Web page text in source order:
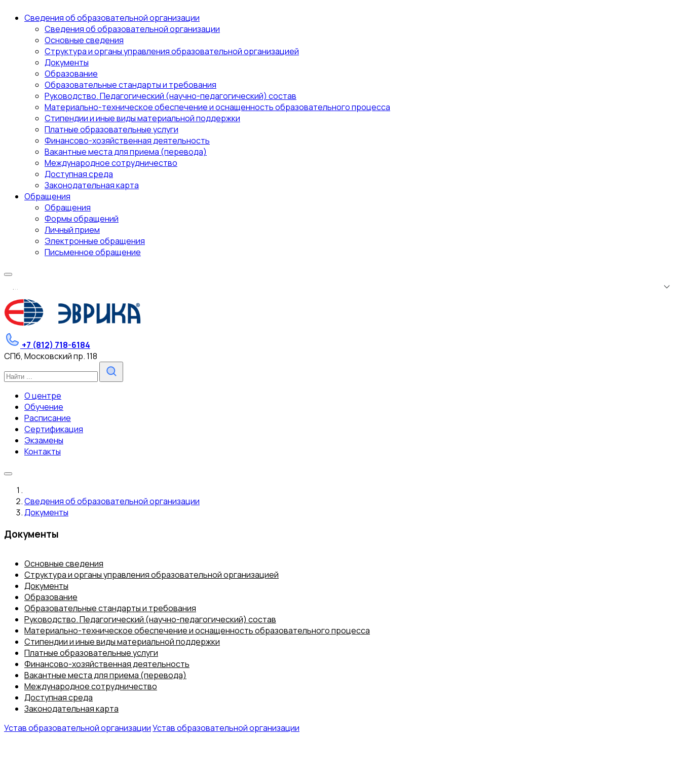
Сведения об образовательной организации
Сведения об образовательной организации
Основные сведения
Структура и органы управления образовательной организацией
Документы
Образование
Образовательные стандарты и требования
Руководство. Педагогический (научно-педагогический) состав
Материально-техническое обеспечение и оснащенность образовательного процесса
Стипендии и иные виды материальной поддержки
Платные образовательные услуги
Финансово-хозяйственная деятельность
Вакантные места для приема (перевода)
Международное сотрудничество
Доступная среда
Законодательная карта
Обращения
Обращения
Формы обращений
Личный прием
Электронные обращения
Письменное обращение
...
+7 (812) 718-6184
СПб, Московский пр. 118
О центре
Обучение
Расписание
Сертификация
Экзамены
Контакты
Сведения об образовательной организации
Документы
Документы
Основные сведения
Структура и органы управления образовательной организацией
Документы
Образование
Образовательные стандарты и требования
Руководство. Педагогический (научно-педагогический) состав
Материально-техническое обеспечение и оснащенность образовательного процесса
Стипендии и иные виды материальной поддержки
Платные образовательные услуги
Финансово-хозяйственная деятельность
Вакантные места для приема (перевода)
Международное сотрудничество
Доступная среда
Законодательная карта
Устав образовательной организацииУстав образовательной организации